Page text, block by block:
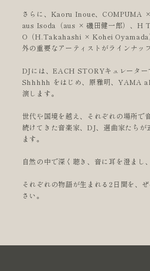
さらに、Kaoru Inoue、COMPUMA ×
aus Isoda（aus × 磯田健一郎）、H
O（H.Takahashi × Kohei Oyamada
外の重要なアーティストがラインナッ
DJには、EACH STORYキュレーター
Shhhhh をはじめ、原雅明、YAMA
演します。
世代や国境を越え、それぞれの場所で
続けてきた音楽家、DJ、選曲家たちが
ます。
自然の中で深く聴き、音に耳を澄まし
それぞれの物語が生まれる2日間を、
さい。